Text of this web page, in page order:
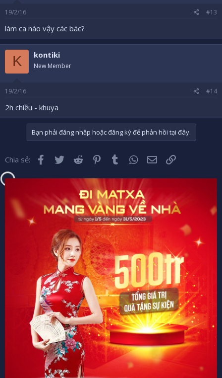
19/2/16 #13
làm ca nào vậy các bác?
K kontiki
New Member
19/2/16 #14
2h chiều - khuya
Bạn phải đăng nhập hoặc đăng ký để phản hồi tại đây.
Chia sẻ: Facebook
Twitter Reddit Pinterest
Tumblr WhatsApp
Email